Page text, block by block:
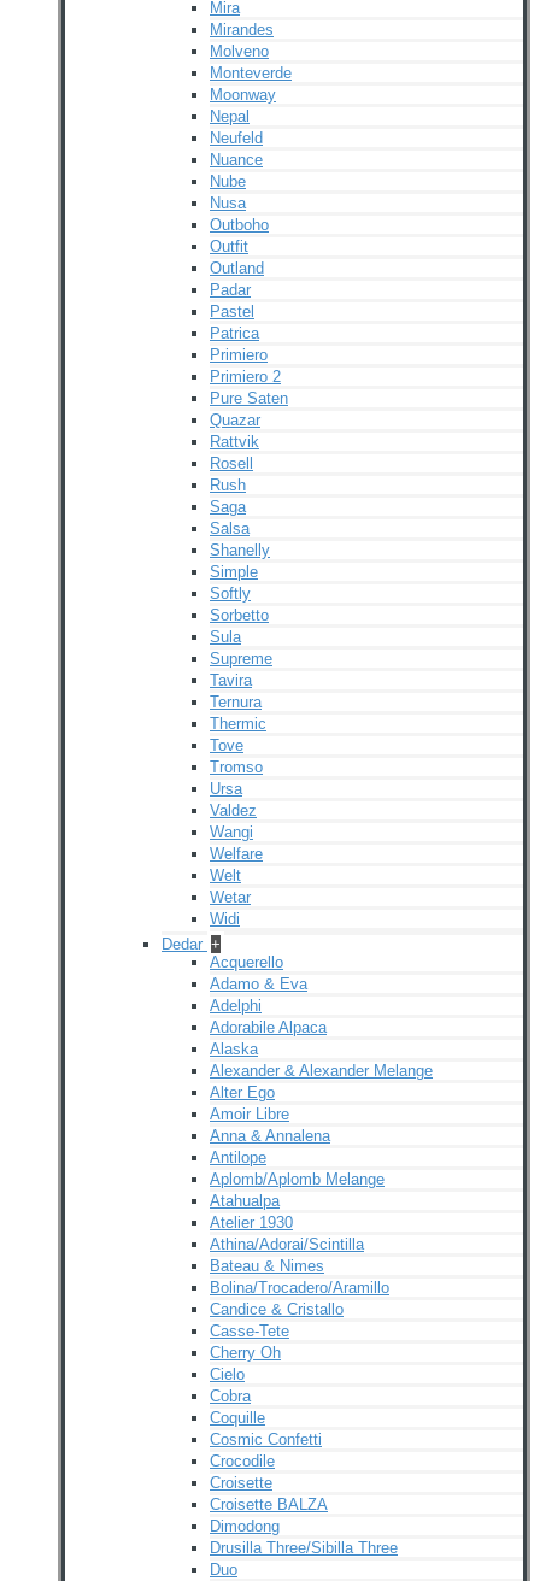
Mira
Mirandes
Molveno
Monteverde
Moonway
Nepal
Neufeld
Nuance
Nube
Nusa
Outboho
Outfit
Outland
Padar
Pastel
Patrica
Primiero
Primiero 2
Pure Saten
Quazar
Rattvik
Rosell
Rush
Saga
Salsa
Shanelly
Simple
Softly
Sorbetto
Sula
Supreme
Tavira
Ternura
Thermic
Tove
Tromso
Ursa
Valdez
Wangi
Welfare
Welt
Wetar
Widi
Dedar +
Acquerello
Adamo & Eva
Adelphi
Adorabile Alpaca
Alaska
Alexander & Alexander Melange
Alter Ego
Amoir Libre
Anna & Annalena
Antilope
Aplomb/Aplomb Melange
Atahualpa
Atelier 1930
Athina/Adorai/Scintilla
Bateau & Nimes
Bolina/Trocadero/Aramillo
Candice & Cristallo
Casse-Tete
Cherry Oh
Cielo
Cobra
Coquille
Cosmic Confetti
Crocodile
Croisette
Croisette BALZA
Dimodong
Drusilla Three/Sibilla Three
Duo